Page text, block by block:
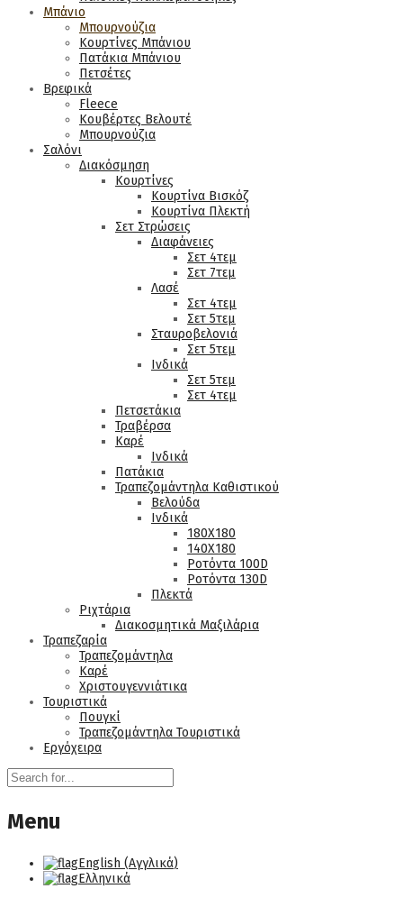
Μπάνιο
Μπουρνούζια
Κουρτίνες Μπάνιου
Πατάκια Μπάνιου
Πετσέτες
Βρεφικά
Fleece
Κουβέρτες Βελουτέ
Μπουρνούζια
Σαλόνι
Διακόσμηση
Κουρτίνες
Κουρτίνα Βισκόζ
Κουρτίνα Πλεκτή
Σετ Στρώσεις
Διαφάνειες
Σετ 4τεμ
Σετ 7τεμ
Λασέ
Σετ 4τεμ
Σετ 5τεμ
Σταυροβελονιά
Σετ 5τεμ
Ινδικά
Σετ 5τεμ
Σετ 4τεμ
Πετσετάκια
Τραβέρσα
Καρέ
Ινδικά
Πατάκια
Τραπεζομάντηλα Καθιστικού
Βελούδα
Ινδικά
180Χ180
140Χ180
Ροτόντα 100D
Ροτόντα 130D
Πλεκτά
Ριχτάρια
Διακοσμητικά Μαξιλάρια
Τραπεζαρία
Τραπεζομάντηλα
Καρέ
Χριστουγεννιάτικα
Τουριστικά
Πουγκί
Τραπεζομάντηλα Τουριστικά
Εργόχειρα
Menu
English (Αγγλικά)
Ελληνικά